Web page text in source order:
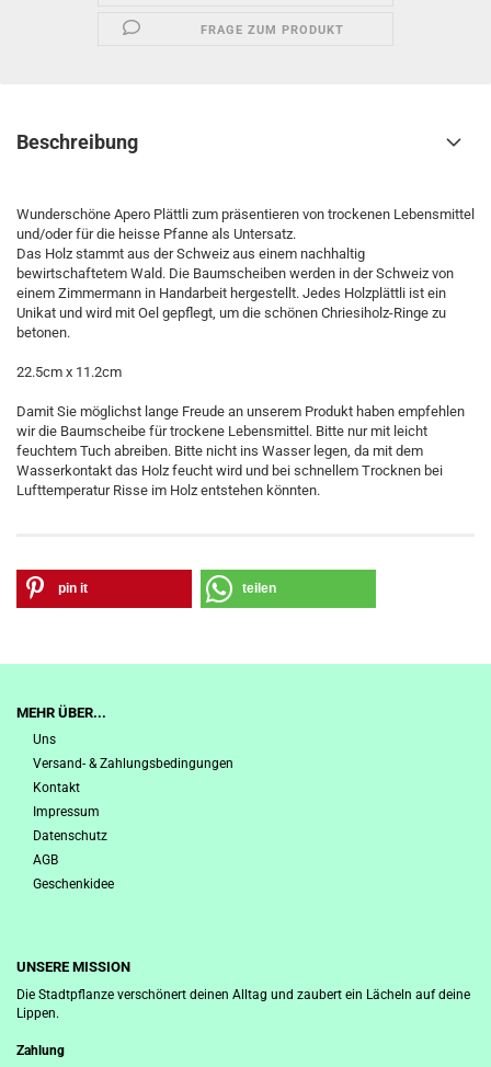
FRAGE ZUM PRODUKT
Beschreibung
Wunderschöne Apero Plättli zum präsentieren von trockenen Lebensmittel
und/oder für die heisse Pfanne als Untersatz.
Das Holz stammt aus der Schweiz aus einem nachhaltig
bewirtschaftetem Wald. Die Baumscheiben werden in der Schweiz von
einem Zimmermann in Handarbeit hergestellt. Jedes Holzplättli ist ein
Unikat und wird mit Oel gepflegt, um die schönen Chriesiholz-Ringe zu
betonen.
22.5cm x 11.2cm
Damit Sie möglichst lange Freude an unserem Produkt haben empfehlen
wir die Baumscheibe für trockene Lebensmittel. Bitte nur mit leicht
feuchtem Tuch abreiben. Bitte nicht ins Wasser legen, da mit dem
Wasserkontakt das Holz feucht wird und bei schnellem Trocknen bei
Lufttemperatur Risse im Holz entstehen könnten.
pin it teilen
MEHR ÜBER...
Uns
Versand- & Zahlungsbedingungen
Kontakt
Impressum
Datenschutz
AGB
Geschenkidee
UNSERE MISSION
Die Stadtpflanze verschönert deinen Alltag und zaubert ein Lächeln auf deine
Lippen.
Zahlung